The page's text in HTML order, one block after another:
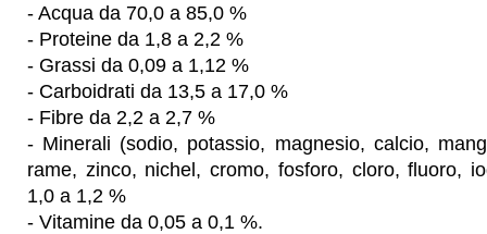
- Acqua da 70,0 a 85,0 %
- Proteine da 1,8 a 2,2 %
- Grassi da 0,09 a 1,12 %
- Carboidrati da 13,5 a 17,0 %
- Fibre da 2,2 a 2,7 %
- Minerali (sodio, potassio, magnesio, calcio,
rame, zinco, nichel, cromo, fosforo, cloro, fluoro,
1,0 a 1,2 %
- Vitamine da 0,05 a 0,1 %.